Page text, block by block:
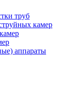
труб
камер
аппараты